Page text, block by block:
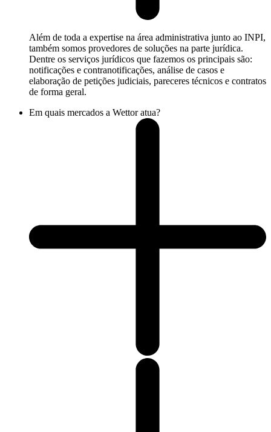
Além de toda a expertise na área administrativa junto ao INPI,
também somos provedores de soluções na parte jurídica.
Dentre os serviços jurídicos que fazemos os principais são:
notificações e contranotificações, análise de casos e
elaboração de petições judiciais, pareceres técnicos e contratos
de forma geral.
Em quais mercados a Wettor atua?